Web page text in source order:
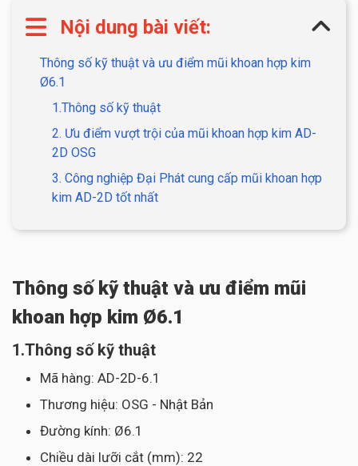
Nội dung bài viết:
Thông số kỹ thuật và ưu điểm mũi khoan hợp kim
Ø6.1
1.Thông số kỹ thuật
2. Ưu điểm vượt trội của mũi khoan hợp kim AD-
2D OSG
3. Công nghiệp Đại Phát cung cấp mũi khoan hợp
kim AD-2D tốt nhất
Thông số kỹ thuật và ưu điểm mũi
khoan hợp kim Ø6.1
1.Thông số kỹ thuật
Mã hàng: AD-2D-6.1
Thương hiệu: OSG - Nhật Bản
Đường kính: Ø6.1
Chiều dài lưỡi cắt (mm): 22